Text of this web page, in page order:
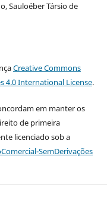
Sauloéber Társio de
Creative Commons
4.0 International License.
em manter os
de primeira
licenciado sob a
SemDerivações